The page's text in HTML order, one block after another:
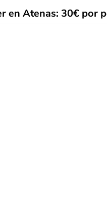
en Atenas: 30€ por